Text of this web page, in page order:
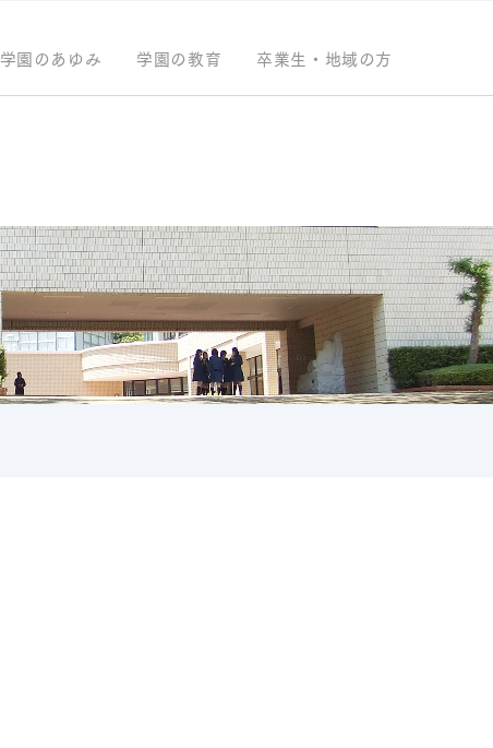
学園のあゆみ 学園の教育 卒業生・地域の方